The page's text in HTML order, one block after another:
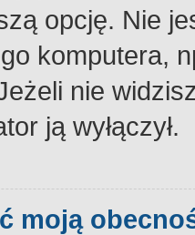
opcję. Nie
komputera,
nie
ją wyłączył.
moją